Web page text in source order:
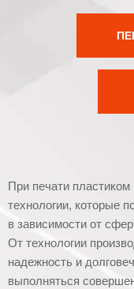
При печати
технологии, которые
в зависимости от
От технологии
надежность и
выполняться